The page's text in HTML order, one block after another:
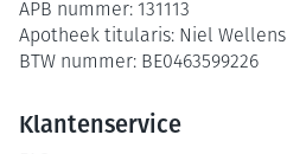
APB nummer: 131113
Apotheek titularis: Niel Wellens
BTW nummer: BE0463599226
Klantenservice